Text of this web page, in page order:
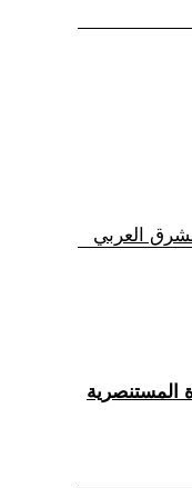
العربي
المستنصرية